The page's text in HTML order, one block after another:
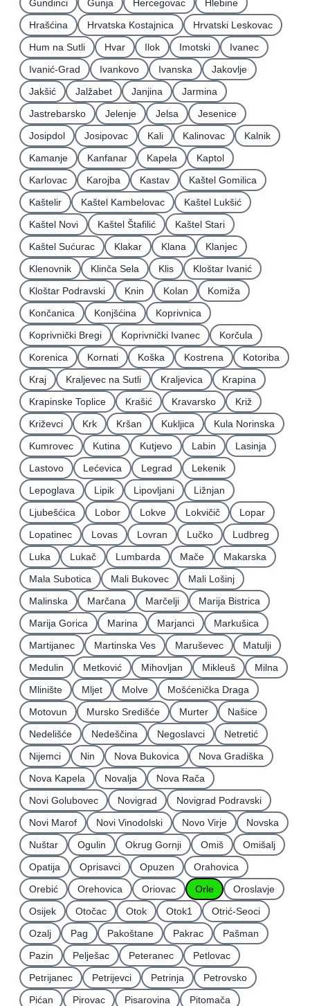
Gundinci Gunja Hercegovac
Hlebine
Hrašćina
Hrvatska Kostajnica
Hrvatski Leskovac
Hum na Sutli
Hvar Ilok Imotski
Ivanec
Ivanić-Grad
Ivankovo Ivanska
Jakovlje
Jakšić
Jalžabet Janjina
Jarmina
Jastrebarsko
Jelenje Jelsa
Jesenice
Josipdol
Josipovac Kali Kalinovac
Kalnik
Kamanje
Kanfanar Kapela
Kaptol
Karlovac
Karojba Kastav
Kaštel Gomilica
Kaštelir
Kaštel Kambelovac
Kaštel Lukšić
Kaštel Novi
Kaštel Štafilić
Kaštel Stari
Kaštel Sućurac
Klakar Klana
Klanjec
Klenovnik
Klinča Sela Klis
Kloštar Ivanić
Kloštar Podravski
Knin Kolan
Komiža
Končanica
Konjšćina
Koprivnica
Koprivnički Bregi
Koprivnički Ivanec
Korčula
Korenica
Kornati Koška Kostrena
Kotoriba
Kraj
Kraljevec na Sutli Kraljevica
Krapina
Krapinske Toplice
Krašić Kravarsko
Križ
Križevci
Krk Kršan Kukljica
Kula Norinska
Kumrovec
Kutina Kutjevo Labin
Lasinja
Lastovo
Lećevica Legrad
Lekenik
Lepoglava
Lipik Lipovljani
Ližnjan
Ljubešćica
Lobor Lokve Lokvičič
Lopar
Lopatinec
Lovas Lovran Lučko
Ludbreg
Luka
Lukač Lumbarda Mače
Makarska
Mala Subotica
Mali Bukovec
Mali Lošinj
Malinska
Marčana Marčelji
Marija Bistrica
Marija Gorica
Marina Marjanci
Markušica
Martijanec
Martinska Ves Maruševec
Matulji
Medulin
Metković Mihovljan Mikleuš
Milna
Mlinište
Mljet Molve
Mošćenička Draga
Motovun
Mursko Središće Murter
Našice
Nedelišće
Nedeščina Negoslavci
Netretić
Nijemci
Nin Nova Bukovica
Nova Gradiška
Nova Kapela
Novalja
Nova Rača
Novi Golubovec
Novigrad
Novigrad Podravski
Novi Marof
Novi Vinodolski Novo Virje
Novska
Nuštar
Ogulin Okrug Gornji Omiš
Omišalj
Opatija
Oprisavci Opuzen
Orahovica
Orebić
Orehovica Oriovac Orle
Oroslavje
Osijek
Otočac Otok Otok1
Otrić-Seoci
Ozalj
Pag Pakoštane Pakrac
Pašman
Pazin
Pelješac Peteranec
Petlovac
Petrijanec
Petrijevci Petrinja
Petrovsko
Pićan
Pirovac Pisarovina
Pitomača